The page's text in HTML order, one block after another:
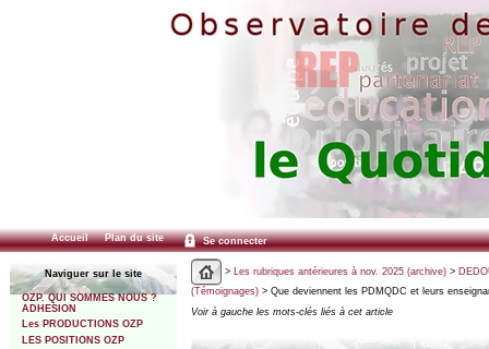
Accueil Plan du site Se connecter
Naviguer sur le site
OZP. QUI SOMMES NOUS ?
ADHESION
Les PRODUCTIONS OZP
LES POSITIONS OZP
> Les rubriques antérieures à nov. 2025 (archive)>
(Témoignages)> Que deviennent les PDMQDC et leurs
Voir à gauche les mots-clés liés à cet article